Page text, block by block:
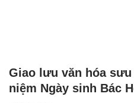
Giao lưu văn hóa
niệm Ngày sinh Bác